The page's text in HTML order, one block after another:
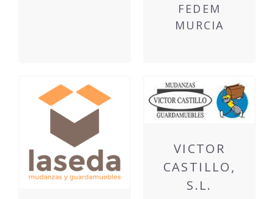
FEDEM
MURCIA
VICTOR
CASTILLO,
S.L.